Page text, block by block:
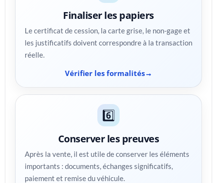
Finaliser les papiers
Le certificat de cession, la carte grise, le non-gage et
les justificatifs doivent correspondre à la transaction
réelle.
Vérifier les formalités
6️⃣
Conserver les preuves
Après la vente, il est utile de conserver les éléments
importants : documents, échanges significatifs,
paiement et remise du véhicule.